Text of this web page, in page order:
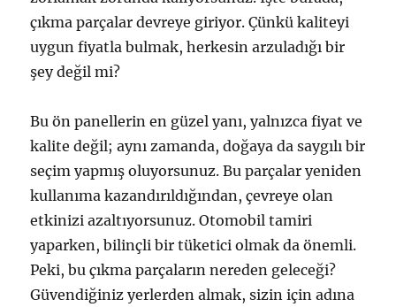
çıkma parçalar devreye giriyor. Çünkü kaliteyi
uygun fiyatla bulmak, herkesin arzuladığı bir
şey değil mi?
Bu ön panellerin en güzel yanı, yalnızca fiyat ve
kalite değil; aynı zamanda, doğaya da saygılı bir
seçim yapmış oluyorsunuz. Bu parçalar yeniden
kullanıma kazandırıldığından, çevreye olan
etkinizi azaltıyorsunuz. Otomobil tamiri
yaparken, bilinçli bir tüketici olmak da önemli.
Peki, bu çıkma parçaların nereden geleceği?
Güvendiğiniz yerlerden almak, sizin için adına